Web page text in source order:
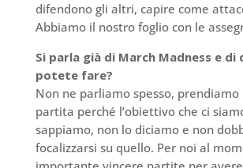
difendono gli altri, capire come
Abbiamo il nostro foglio con le
Si parla già di March Madness e di
potete fare?
Non ne parliamo spesso,
partita perché l’obiettivo che ci
sappiamo, non lo diciamo e non
focalizzarsi su quello. Per noi al